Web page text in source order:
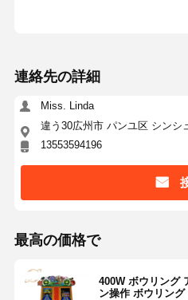
連絡先の詳細
Miss. Linda
違う30広州市 パンユ区 シンシ
13553594196
最高の価格で
400W ボウリング
ン操作 ボウリン